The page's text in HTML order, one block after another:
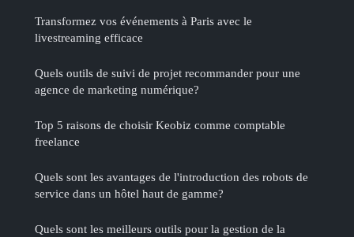
Transformez vos événements à Paris avec le
livestreaming efficace
Quels outils de suivi de projet recommander pour une
agence de marketing numérique?
Top 5 raisons de choisir Keobiz comme comptable
freelance
Quels sont les avantages de l'introduction des robots de
service dans un hôtel haut de gamme?
Quels sont les meilleurs outils pour la gestion de la